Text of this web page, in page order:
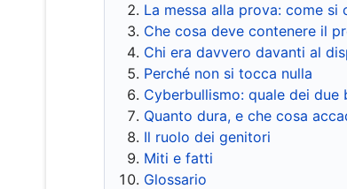
La messa alla prova: come si
Che cosa deve contenere il
Chi era davvero davanti al
Perché non si tocca nulla
Cyberbullismo: quale dei due
Quanto dura, e che cosa
Il ruolo dei genitori
Miti e fatti
Glossario